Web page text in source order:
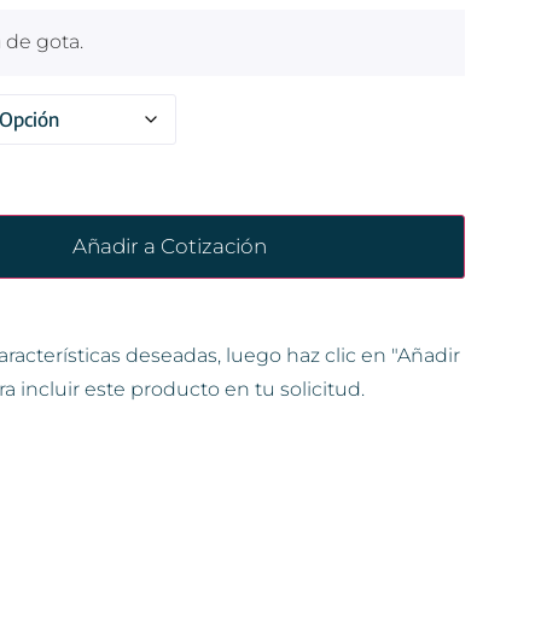
de gota.
Añadir a Cotización
deseadas, luego haz clic en "Añadir
incluir este producto en tu solicitud.